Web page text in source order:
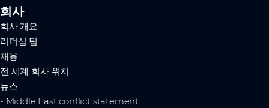
회사
회사 개요
리더십 팀
채용
전 세계 회사 위치
뉴스
- Middle East conflict statement